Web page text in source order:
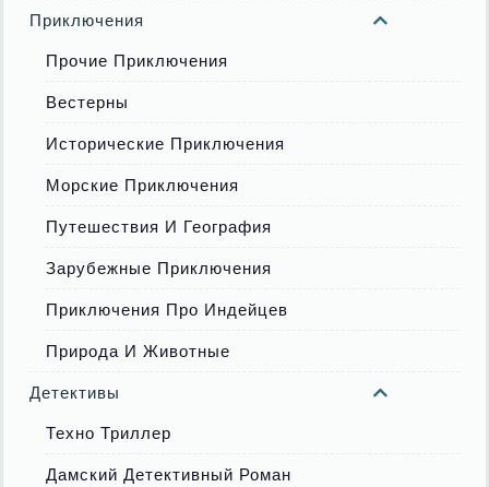
Приключения
Прочие Приключения
Вестерны
Исторические Приключения
Морские Приключения
Путешествия И География
Зарубежные Приключения
Приключения Про Индейцев
Природа И Животные
Детективы
Техно Триллер
Дамский Детективный Роман